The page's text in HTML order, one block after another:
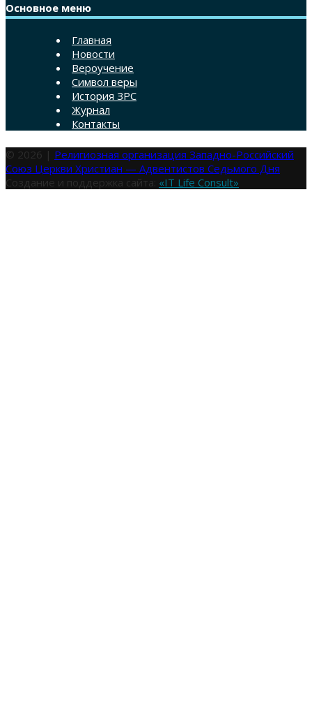
Основное меню
Главная
Новости
Вероучение
Символ веры
История ЗРС
Журнал
Контакты
© 2026 | Религиозная организация Западно-Российский
Союз Церкви Христиан — Адвентистов Седьмого Дня
Создание и поддержка сайта: «IT Life Consult»